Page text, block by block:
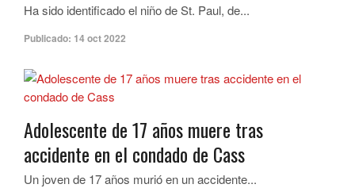
Ha sido identificado el niño de St. Paul, de...
Publicado: 14 oct 2022
Adolescente de 17 años muere tras
accidente en el condado de Cass
Un joven de 17 años murió en un accidente...